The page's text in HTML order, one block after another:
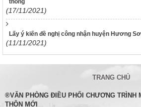
thống
(17/11/2021)
Lấy ý kiến đề nghị công nhận huyện Hương
(11/11/2021)
TRANG CHỦ
®VĂN PHÒNG ĐIỀU PHỐI CHƯƠNG TRÌNH
THÔN MỚI